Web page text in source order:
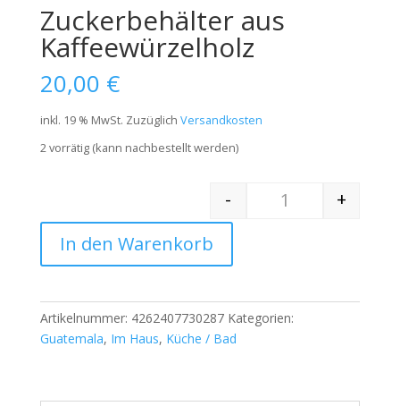
Zuckerbehälter aus
Kaffeewürzelholz
20,00 €
inkl. 19 % MwSt. Zuzüglich Versandkosten
2 vorrätig (kann nachbestellt werden)
Quantity
-
+
In den Warenkorb
Artikelnummer: 4262407730287 Kategorien:
Guatemala, Im Haus, Küche / Bad